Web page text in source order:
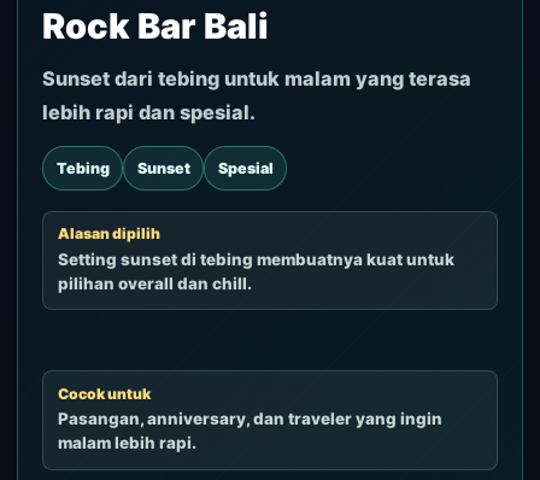
Rock Bar Bali
Sunset dari tebing untuk malam yang terasa
lebih rapi dan spesial.
Tebing Sunset Spesial
Alasan dipilih
Setting sunset di tebing membuatnya kuat untuk
pilihan overall dan chill.
Cocok untuk
Pasangan, anniversary, dan traveler yang ingin
malam lebih rapi.